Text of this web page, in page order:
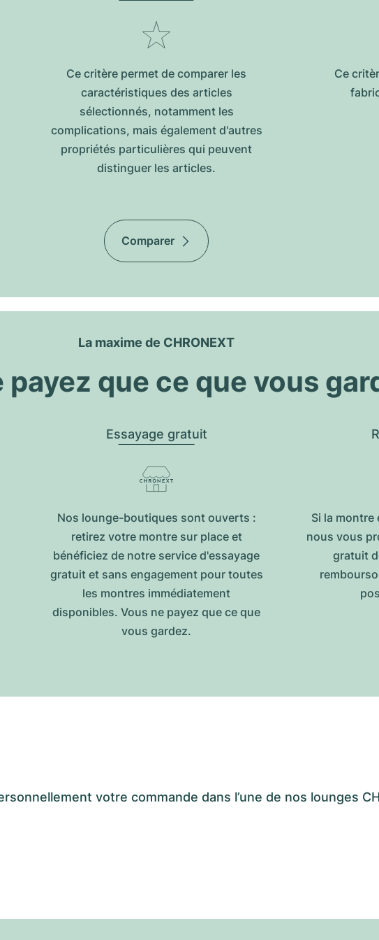
Ce critère permet de comparer les
caractéristiques des articles
sélectionnés, notamment les
complications, mais également d'autres
propriétés particulières qui peuvent
distinguer les articles.
Ce
Comparer
La maxime de CHRONEXT
payez que ce que vous
Essayage gratuit
Nos lounge-boutiques sont ouverts :
retirez votre montre sur place et
bénéficiez de notre service d'essayage
gratuit et sans engagement pour toutes
les montres immédiatement
disponibles. Vous ne payez que ce que
vous gardez.
Si la montre
nous vous
gratuit
votre commande dans l’une de nos lounges